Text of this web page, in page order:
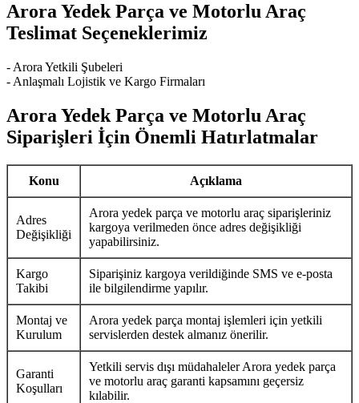
Arora Yedek Parça ve Motorlu Araç
Teslimat Seçeneklerimiz
- Arora Yetkili Şubeleri
- Anlaşmalı Lojistik ve Kargo Firmaları
Arora Yedek Parça ve Motorlu Araç
Siparişleri İçin Önemli Hatırlatmalar
Konu Açıklama
Adres
Değişikliği
Arora yedek parça ve motorlu araç siparişleriniz
kargoya verilmeden önce adres değişikliği
yapabilirsiniz.
Kargo
Takibi
Siparişiniz kargoya verildiğinde SMS ve e-posta
ile bilgilendirme yapılır.
Montaj ve
Kurulum
Arora yedek parça montaj işlemleri için yetkili
servislerden destek almanız önerilir.
Garanti
Koşulları
Yetkili servis dışı müdahaleler Arora yedek parça
ve motorlu araç garanti kapsamını geçersiz
kılabilir.